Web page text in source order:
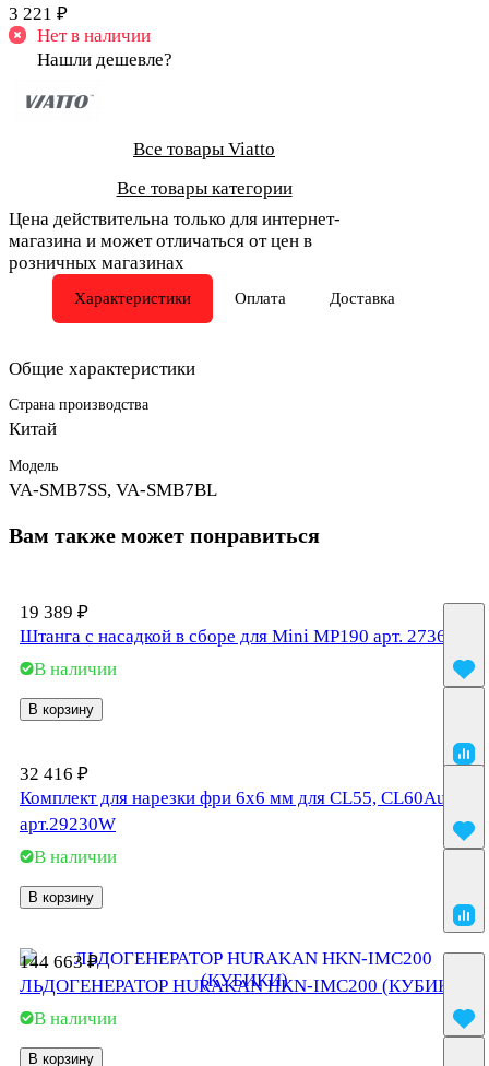
3 221 ₽
Нет в наличии
Нашли дешевле?
Все товары Viatto
Все товары категории
Цена действительна только для интернет-
магазина и может отличаться от цен в
розничных магазинах
Характеристики Оплата Доставка
Общие характеристики
Страна производства
Китай
Модель
VA-SMB7SS, VA-SMB7BL
Вам также может понравиться
19 389 ₽
Штанга с насадкой в сборе для Mini MP190 арт. 27361
В наличии
В корзину
32 416 ₽
Комплект для нарезки фри 6х6 мм для CL55, CL60Auto,
арт.29230W
В наличии
В корзину
144 663 ₽
ЛЬДОГЕНЕРАТОР HURAKAN HKN-IMC200 (КУБИКИ)
В наличии
В корзину